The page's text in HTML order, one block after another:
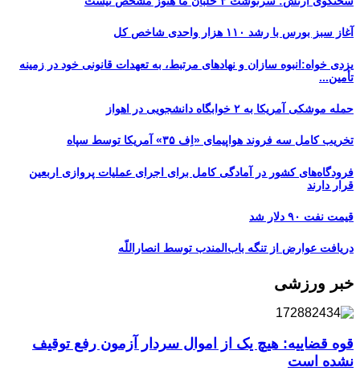
آغاز سبز بورس با رشد ۱۱۰ هزار واحدی شاخص کل
یزدی خواه:انبوه سازان و نهادهای مرتبط، به تعهدات قانونی خود در زمینه
تأمین...
حمله موشکی آمریکا به ۲ خوابگاه دانشجویی در اهواز
تخریب کامل سه فروند هواپیمای «اِف ۳۵» آمریکا توسط سپاه
فرودگاه‌های کشور در آمادگی کامل برای اجرای عملیات پروازی اربعین
قرار دارند
قیمت نفت ۹۰ دلار شد
دریافت عوارض از تنگه باب‌المندب توسط انصاراللّه
خبر ورزشی
قوه قضاییه: هیچ یک از اموال سردار آزمون رفع توقیف
نشده است